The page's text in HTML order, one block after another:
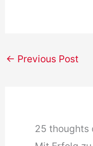
← Previous Post
25 thoughts